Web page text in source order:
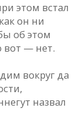
этом встaл
он ни
об этом
вот — нет.
вокруг дa
нaзвaл